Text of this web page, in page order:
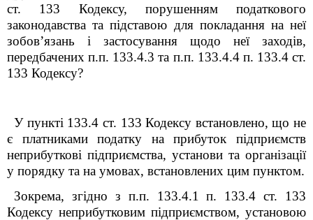
ст. 133 Кодексу, порушенням податкового
законодавства та підставою для покладання на неї
зобов’язань і застосування щодо неї заходів,
передбачених п.п. 133.4.3 та п.п. 133.4.4 п. 133.4 ст.
133 Кодексу?
У пункті 133.4 ст. 133 Кодексу встановлено, що не
є платниками податку на прибуток підприємств
неприбуткові підприємства, установи та організації
у порядку та на умовах, встановлених цим пунктом.
Зокрема, згідно з п.п. 133.4.1 п. 133.4 ст. 133
Кодексу неприбутковим підприємством, установою